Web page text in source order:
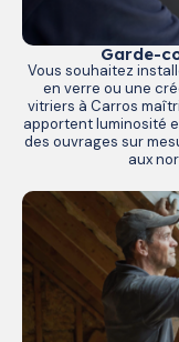
Garde-
Vous souhaitez
en verre ou une
vitriers à Carros
apportent luminosité
des ouvrages sur
aux